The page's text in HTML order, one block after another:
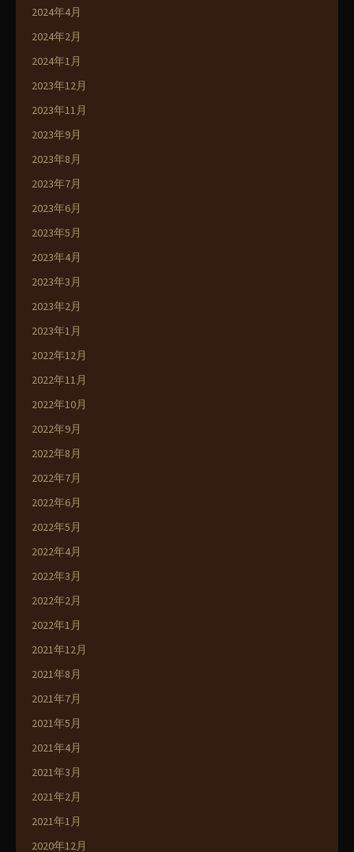
2024年4月
2024年2月
2024年1月
2023年12月
2023年11月
2023年9月
2023年8月
2023年7月
2023年6月
2023年5月
2023年4月
2023年3月
2023年2月
2023年1月
2022年12月
2022年11月
2022年10月
2022年9月
2022年8月
2022年7月
2022年6月
2022年5月
2022年4月
2022年3月
2022年2月
2022年1月
2021年12月
2021年8月
2021年7月
2021年5月
2021年4月
2021年3月
2021年2月
2021年1月
2020年12月